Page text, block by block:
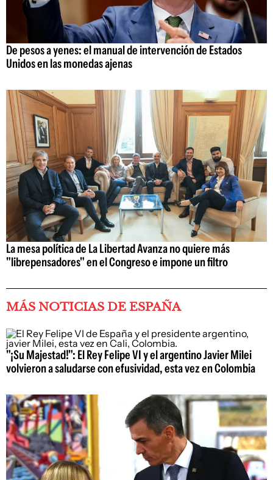
De pesos a yenes: el manual de intervención de Estados
Unidos en las monedas ajenas
La mesa política de La Libertad Avanza no quiere más
"librepensadores" en el Congreso e impone un filtro
MÁS NOTICIAS DE ESPAÑA
"¡Su Majestad!": El Rey Felipe VI y el argentino Javier Milei
volvieron a saludarse con efusividad, esta vez en Colombia